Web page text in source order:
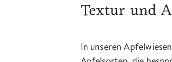
Textur und
In unseren